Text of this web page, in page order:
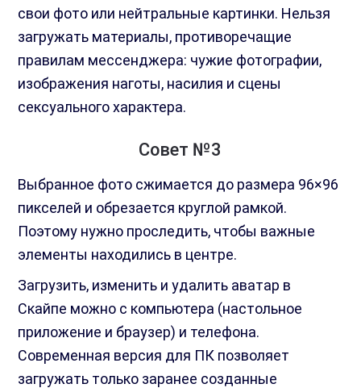
свои фото или нейтральные картинки. Нельзя
загружать материалы, противоречащие
правилам мессенджера: чужие фотографии,
изображения наготы, насилия и сцены
сексуального характера.
Совет №3
Выбранное фото сжимается до размера 96×96
пикселей и обрезается круглой рамкой.
Поэтому нужно проследить, чтобы важные
элементы находились в центре.
Загрузить, изменить и удалить аватар в
Скайпе можно с компьютера (настольное
приложение и браузер) и телефона.
Современная версия для ПК позволяет
загружать только заранее созданные